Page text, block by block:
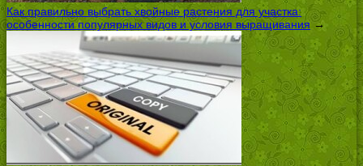
Как правильно выбрать хвойные растения для участка:
особенности популярных видов и условия выращивания →